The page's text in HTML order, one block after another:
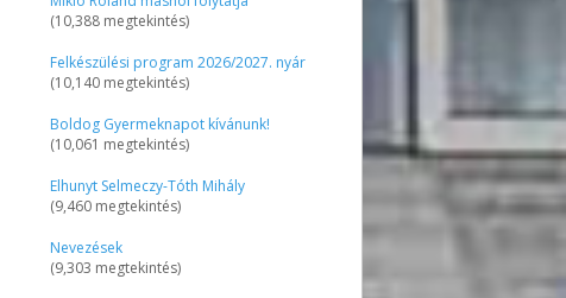
(10,388 megtekintés)
Felkészülési program 2026/2027. nyár
(10,140 megtekintés)
Boldog Gyermeknapot kívánunk!
(10,061 megtekintés)
Elhunyt Selmeczy-Tóth Mihály
(9,460 megtekintés)
Nevezések
(9,303 megtekintés)